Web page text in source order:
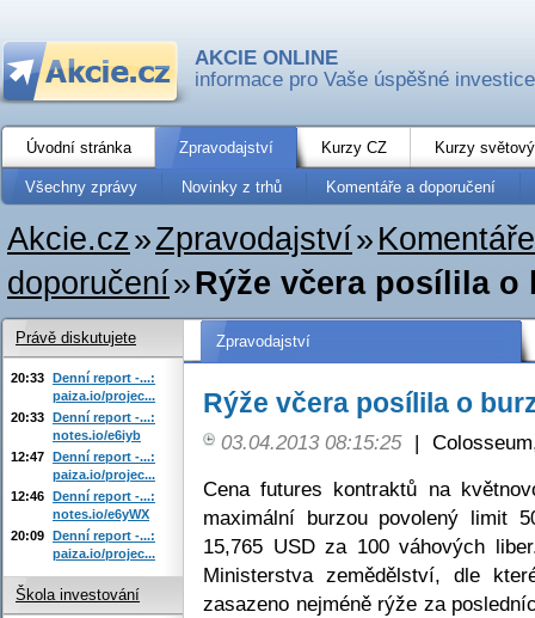
AKCIE ONLINE
informace pro Vaše úspěšné investice
Úvodní stránka Zpravodajství Kurzy CZ Kurzy
Všechny zprávy Novinky z trhů Komentáře a doporučení
Akcie.cz»Zpravodajství»
doporučení»Rýže včera posílila
Zpravodajství
Rýže včera posílila o
03.04.2013 08:15:25 |
Cena futures kontraktů na
maximální burzou povolený limit
15,765 USD za 100 váhových
Ministerstva zemědělství, dle
zasazeno nejméně rýže za
Právě diskutujete
20:33 Denní report -...:
paiza.io/projec...
20:33 Denní report -...:
notes.io/e6iyb
12:47 Denní report -...:
paiza.io/projec...
12:46 Denní report -...:
notes.io/e6yWX
20:09 Denní report -...:
paiza.io/projec...
Škola investování